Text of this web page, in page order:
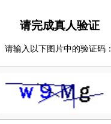
请完成真人验证
请输入以下图片中的验证码：